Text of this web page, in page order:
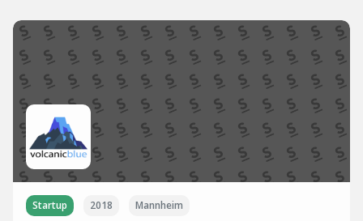
Startup 2018 Mannheim